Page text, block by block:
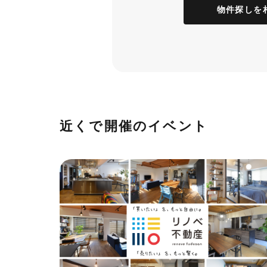
物件探しを
近くで開催のイベント